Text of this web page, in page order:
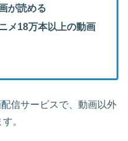
が読める
メ18万本以上の動画
信サービスで、動画以外
。